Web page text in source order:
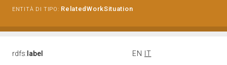
ENTITÀ DI TIPO: RelatedWorkSituation
rdfs: label EN
IT